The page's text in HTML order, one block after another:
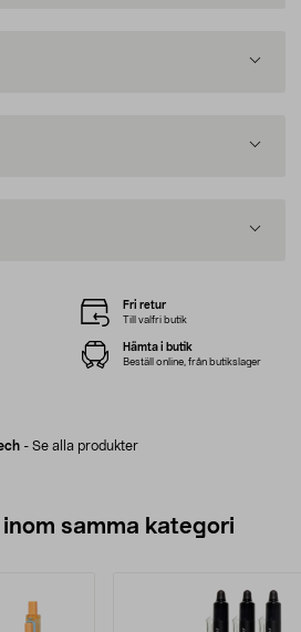
- Se alla produkter
Fri retur
Till valfri butik
Hämta i butik
Beställ online, från butikslager
samma kategori